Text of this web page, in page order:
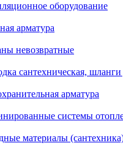
оборудование
арматура
невозвратные
сантехническая,
арматура
системы
материалы